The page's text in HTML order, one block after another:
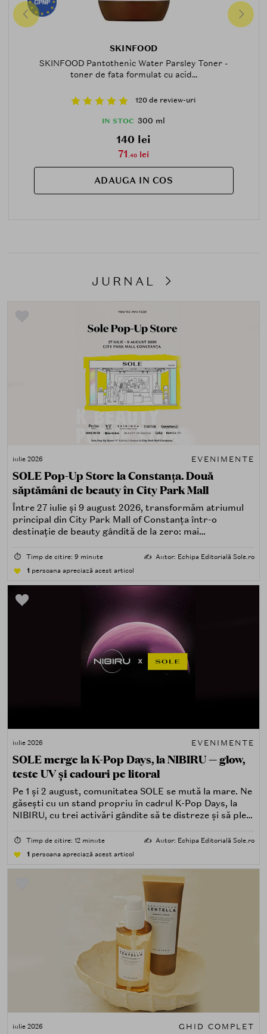
SKINFOOD
SKINFOOD Pantothenic Water Parsley Toner -
toner de fata formulat cu acid...
120 de review-uri
IN STOC 300 ml
140 lei
71.40 lei
ADAUGA IN COS
JURNAL
iulie 2026 EVENIMENTE
SOLE Pop-Up Store la Constanța. Două
săptămâni de beauty în City Park Mall
Între 27 iulie și 9 august 2026, transformăm atriumul
principal din City Park Mall of Constanța într-o
destinație de beauty gândită de la zero: mai
care îți place, de fapt, să descoperi produse — testând,
atingând, comparând, întrebând.
⏱️ Timp de citire: 9 minute ✍️ Autor: Echipa Editorială Sole.ro
1 persoana apreciază acest articol
iulie 2026 EVENIMENTE
SOLE merge la K-Pop Days, la NIBIRU — glow,
teste UV și cadouri pe litoral
Pe 1 și 2 august, comunitatea SOLE se mută la mare. Ne
găsești cu un stand propriu în cadrul K-Pop Days, la
NIBIRU, cu trei activări gândite să te distreze și să pleci
⏱️ Timp de citire: 12 minute ✍️ Autor: Echipa Editorială Sole.ro
1 persoana apreciază acest articol
iulie 2026 GHID COMPLET